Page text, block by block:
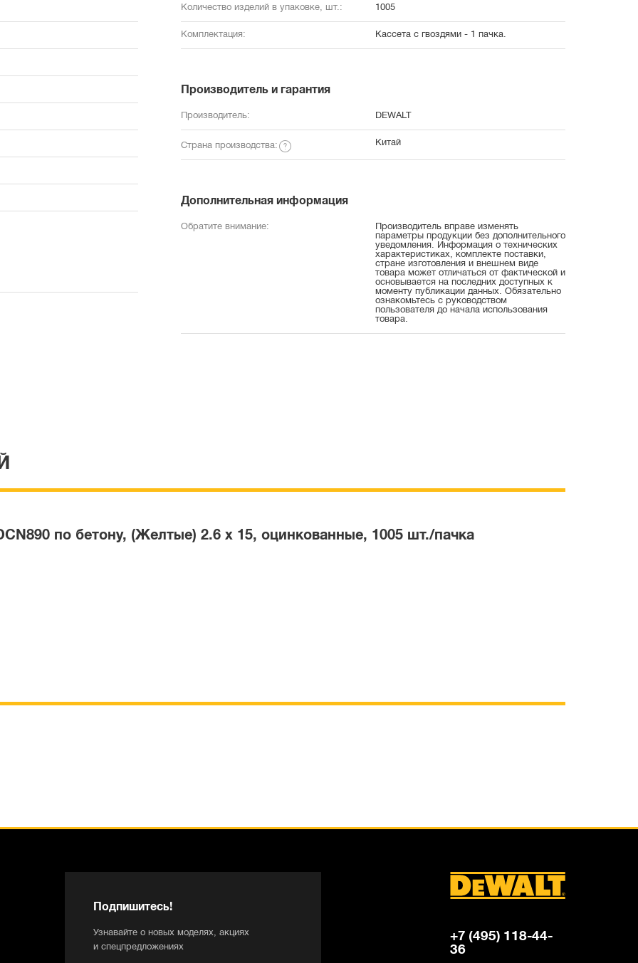
Количество изделий в упаковке, шт.: 1005
Комплектация: Кассета с гвоздями - 1 пачка.
Производитель и гарантия
Производитель: DEWALT
Страна производства: Китай
Дополнительная информация
Обратите внимание:
Производитель вправе изменять
параметры продукции без дополнительного
уведомления. Информация о технических
характеристиках, комплекте поставки,
стране изготовления и внешнем виде
товара может отличаться от фактической и
основывается на последних доступных к
моменту публикации данных. Обязательно
ознакомьтесь с руководством
пользователя до начала использования
товара.
по бетону, (Желтые) 2.6 x 15, оцинкованные, 1005 шт./пачка
Подпишитесь!
Узнавайте о новых моделях, акциях
и спецпредложениях
+7 (495) 118-44-
36